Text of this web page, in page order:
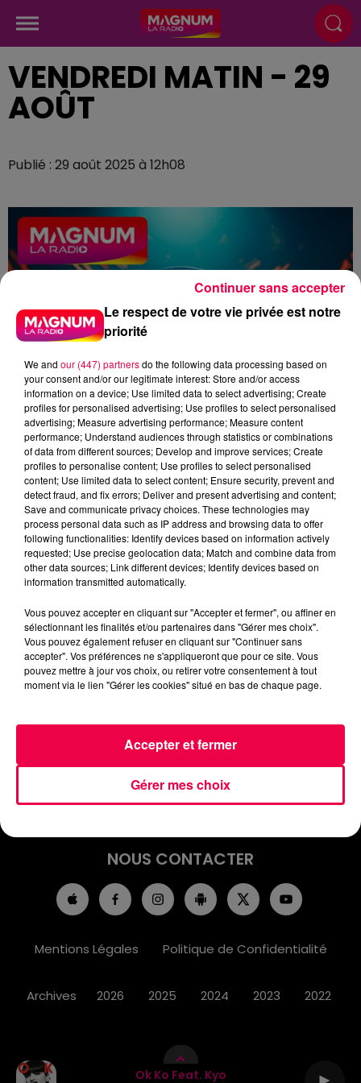
Ok Ko Feat. Kyo
VENDREDI MATIN - 29
AOÛT
Publié : 29 août 2025 à 12h08
podcasts/2025/08/12-1.wav
INFOS
EMISSIONS
JEUX
PODCASTS
NOUS CONTACTER
Mentions Légales Politique de Confidentialité
Archives 2026 2025 2024 2023 2022
Le respect de votre vie privée est notre
priorité
We and our (447) partnersdo the following data processing based on
your consent and/or our legitimate interest: Store and/or access
information on a device; Use limited data to select advertising; Create
profiles for personalised advertising; Use profiles to select personalised
advertising; Measure advertising performance; Measure content
performance; Understand audiences through statistics or combinations
of data from different sources; Develop and improve services; Create
profiles to personalise content; Use profiles to select personalised
content; Use limited data to select content; Ensure security, prevent and
detect fraud, and fix errors; Deliver and present advertising and content;
Save and communicate privacy choices. These technologies may
process personal data such as IP address and browsing data to offer
following functionalities: Identify devices based on information actively
requested; Use precise geolocation data; Match and combine data from
other data sources; Link different devices; Identify devices based on
information transmitted automatically.
Vous pouvez accepter en cliquant sur "Accepter et fermer", ou affiner en
sélectionnant les finalités et/ou partenaires dans "Gérer mes choix".
Vous pouvez également refuser en cliquant sur "Continuer sans
accepter". Vos préférences ne s'appliqueront que pour ce site. Vous
pouvez mettre à jour vos choix, ou retirer votre consentement à tout
moment via le lien "Gérer les cookies" situé en bas de chaque page.
Gérer mes choix
Accepter et fermer
Continuer sans accepter